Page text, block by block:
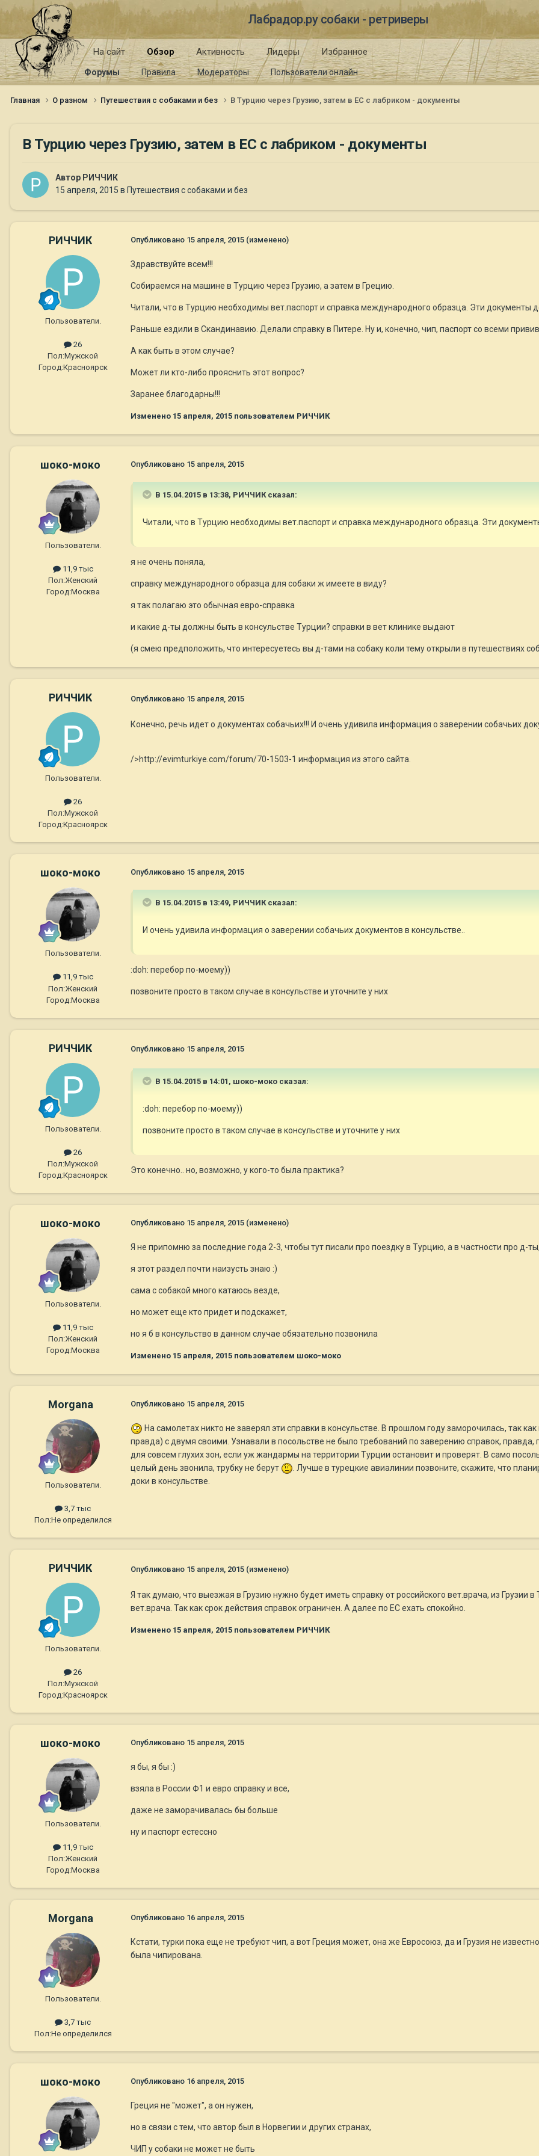
Лабрадор.ру собаки - ретриверы
На сайт Обзор
Форумы Правила Модераторы Пользователи онлайн
Активность Лидеры Избранное
Главная О разном Путешествия с собаками и без В Турцию через Грузию, затем в ЕС с лабриком - документы
В Турцию через Грузию, затем в ЕС с лабриком - документы
Автор РИЧЧИК
15 апреля, 2015 в Путешествия с собаками и без
РИЧЧИК
Пользователи.
26
Пол:Мужской
Город:Красноярск
Опубликовано 15 апреля, 2015 (изменено)
Здравствуйте всем!!!
Собираемся на машине в Турцию через Грузию, а затем в Грецию.
Читали, что в Турцию необходимы вет.паспорт и справка международного образца. Эти документы
Раньше ездили в Скандинавию. Делали справку в Питере. Ну и, конечно, чип, паспорт со всеми
А как быть в этом случае?
Может ли кто-либо прояснить этот вопрос?
Заранее благодарны!!!
Изменено 15 апреля, 2015 пользователем РИЧЧИК
шоко-моко
Пользователи.
11,9 тыс
Пол:Женский
Город:Москва
Опубликовано 15 апреля, 2015
В 15.04.2015 в 13:38, РИЧЧИК сказал:
Читали, что в Турцию необходимы вет.паспорт и справка международного образца. Эти
я не очень поняла,
справку международного образца для собаки ж имеете в виду?
я так полагаю это обычная евро-справка
и какие д-ты должны быть в консульстве Турции? справки в вет клинике выдают
(я смею предположить, что интересуетесь вы д-тами на собаку коли тему открыли в путешествиях
РИЧЧИК
Пользователи.
26
Пол:Мужской
Город:Красноярск
Опубликовано 15 апреля, 2015
Конечно, речь идет о документах собачьих!!! И очень удивила информация о заверении собачьих
/>http://evimturkiye.com/forum/70-1503-1 информация из этого сайта.
шоко-моко
Пользователи.
11,9 тыс
Пол:Женский
Город:Москва
Опубликовано 15 апреля, 2015
В 15.04.2015 в 13:49, РИЧЧИК сказал:
И очень удивила информация о заверении собачьих документов в консульстве..
:doh: перебор по-моему))
позвоните просто в таком случае в консульстве и уточните у них
РИЧЧИК
Пользователи.
26
Пол:Мужской
Город:Красноярск
Опубликовано 15 апреля, 2015
В 15.04.2015 в 14:01, шоко-моко сказал:
:doh: перебор по-моему))
позвоните просто в таком случае в консульстве и уточните у них
Это конечно.. но, возможно, у кого-то была практика?
шоко-моко
Пользователи.
11,9 тыс
Пол:Женский
Город:Москва
Опубликовано 15 апреля, 2015 (изменено)
Я не припомню за последние года 2-3, чтобы тут писали про поездку в Турцию, а в частности про д-
я этот раздел почти наизусть знаю :)
сама с собакой много катаюсь везде,
но может еще кто придет и подскажет,
но я б в консульство в данном случае обязательно позвонила
Изменено 15 апреля, 2015 пользователем шоко-моко
Morgana
Пользователи.
3,7 тыс
Пол:Не определился
Опубликовано 15 апреля, 2015
На самолетах никто не заверял эти справки в консульстве. В прошлом году заморочилась, так
правда) с двумя своими. Узнавали в посольстве не было требований по заверению справок,
для совсем глухих зон, если уж жандармы на территории Турции остановит и проверят. В само
целый день звонила, трубку не берут
. Лучше в турецкие авиалинии позвоните, скажите, что
доки в консульстве.
РИЧЧИК
Пользователи.
26
Пол:Мужской
Город:Красноярск
Опубликовано 15 апреля, 2015 (изменено)
Я так думаю, что выезжая в Грузию нужно будет иметь справку от российского вет.врача, из Грузии
вет.врача. Так как срок действия справок ограничен. А далее по ЕС ехать спокойно.
Изменено 15 апреля, 2015 пользователем РИЧЧИК
шоко-моко
Пользователи.
11,9 тыс
Пол:Женский
Город:Москва
Опубликовано 15 апреля, 2015
я бы, я бы :)
взяла в России Ф1 и евро справку и все,
даже не заморачивалась бы больше
ну и паспорт естессно
Morgana
Пользователи.
3,7 тыс
Пол:Не определился
Опубликовано 16 апреля, 2015
Кстати, турки пока еще не требуют чип, а вот Греция может, она же Евросоюз, да и Грузия не
была чипирована.
шоко-моко Опубликовано 16 апреля, 2015
Греция не "может", а он нужен,
но в связи с тем, что автор был в Норвегии и других странах,
ЧИП у собаки не может не быть